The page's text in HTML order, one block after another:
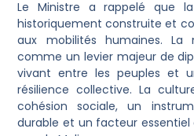
Le Ministre a rappelé que
historiquement construite et
aux mobilités humaines. La
comme un levier majeur de
vivant entre les peuples et
résilience collective. La
cohésion sociale, un
durable et un facteur